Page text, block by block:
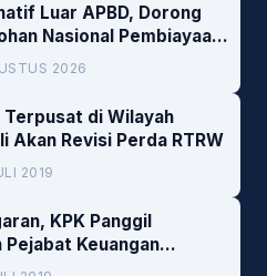
Luar APBD, Dorong
Nasional Pembiayaan
2026
Terpusat di Wilayah
Akan Revisi Perda RTRW
2019
KPK Panggil
Pejabat Keuangan